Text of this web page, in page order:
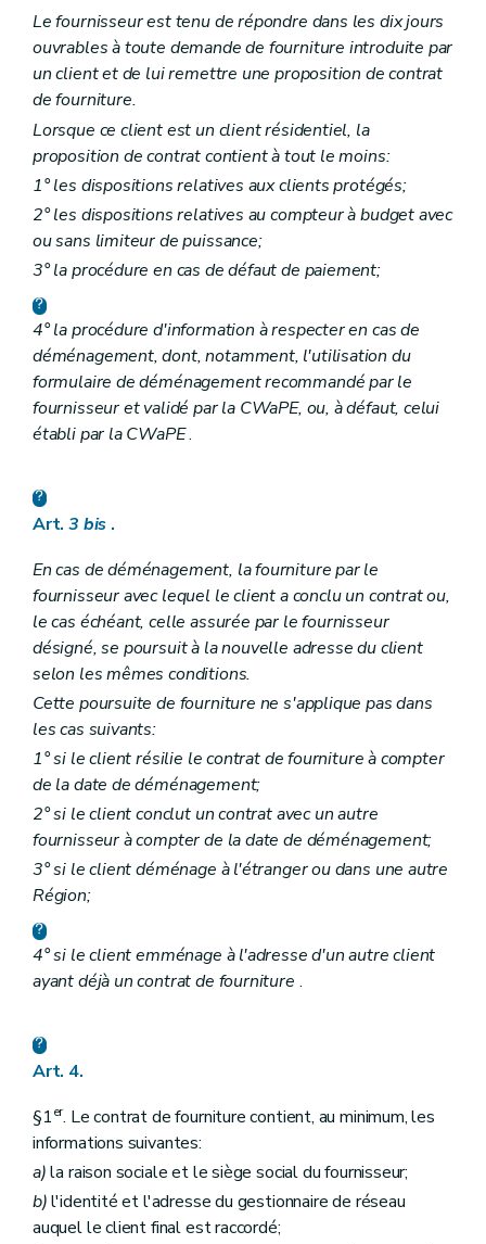
Le fournisseur est tenu de répondre dans les dix jours
ouvrables à toute demande de fourniture introduite par
un client et de lui remettre une proposition de contrat
de fourniture.
Lorsque ce client est un client résidentiel, la
proposition de contrat contient à tout le moins:
1° les dispositions relatives aux clients protégés;
2° les dispositions relatives au compteur à budget avec
ou sans limiteur de puissance;
3° la procédure en cas de défaut de paiement;
4° la procédure d'information à respecter en cas de
déménagement, dont, notamment, l'utilisation du
formulaire de déménagement recommandé par le
fournisseur et validé par la CWaPE, ou, à défaut, celui
établi par la CWaPE.
Art.3 bis .
En cas de déménagement, la fourniture par le
fournisseur avec lequel le client a conclu un contrat ou,
le cas échéant, celle assurée par le fournisseur
désigné, se poursuit à la nouvelle adresse du client
selon les mêmes conditions.
Cette poursuite de fourniture ne s'applique pas dans
les cas suivants:
1° si le client résilie le contrat de fourniture à compter
de la date de déménagement;
2° si le client conclut un contrat avec un autre
fournisseur à compter de la date de déménagement;
3° si le client déménage à l'étranger ou dans une autre
Région;
4° si le client emménage à l'adresse d'un autre client
ayant déjà un contrat de fourniture .
Art. 4.
§1er. Le contrat de fourniture contient, au minimum, les
informations suivantes:
a)la raison sociale et le siège social du fournisseur;
b)l'identité et l'adresse du gestionnaire de réseau
auquel le client final est raccordé;